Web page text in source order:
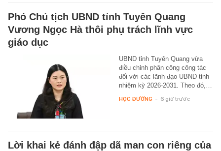
Phó Chủ tịch UBND tỉnh Tuyên Quang
Vương Ngọc Hà thôi phụ trách lĩnh vực
giáo dục
UBND tỉnh Tuyên Quang vừa
điều chỉnh phân công công tác
đối với các lãnh đạo UBND tỉnh
nhiệm kỳ 2026-2031. Theo đó,…
HỌC ĐƯỜNG - 6 giờ trước
Lời khai kẻ đánh đập dã man con riêng của